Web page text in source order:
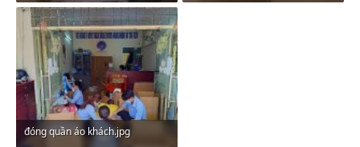
đóng quần áo khách.jpg